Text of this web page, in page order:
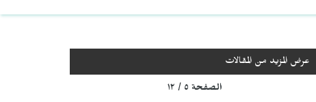
عرض المزيد من المقالات
الصفحة ٥ / ١٢